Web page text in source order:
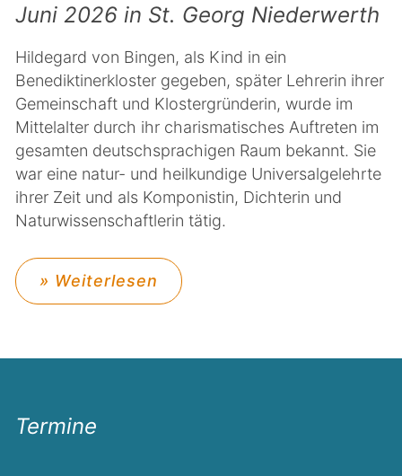
Juni 2026 in St. Georg Niederwerth
Hildegard von Bingen, als Kind in ein
Benediktinerkloster gegeben, später Lehrerin ihrer
Gemeinschaft und Klostergründerin, wurde im
Mittelalter durch ihr charismatisches Auftreten im
gesamten deutschsprachigen Raum bekannt. Sie
war eine natur- und heilkundige Universalgelehrte
ihrer Zeit und als Komponistin, Dichterin und
Naturwissenschaftlerin tätig.
» Weiterlesen
Termine